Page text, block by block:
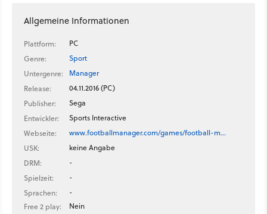
Allgemeine Informationen
Plattform:
PC
Genre:
Sport
Untergenre:
Manager
Release:
04.11.2016 (PC)
Publisher:
Sega
Entwickler:
Sports Interactive
Webseite:
www.footballmanager.com/games/football-m…
USK:
keine Angabe
DRM:
-
Spielzeit:
-
Sprachen:
-
Free 2 play:
Nein